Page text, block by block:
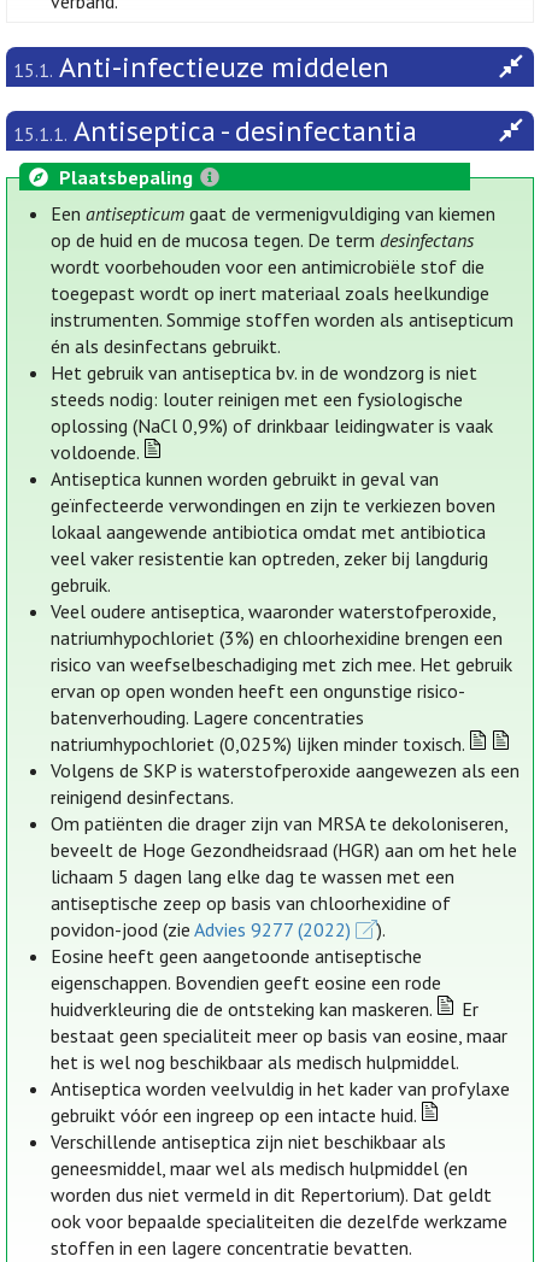
15.1. Anti-infectieuze middelen
15.1.1. Antiseptica - desinfectantia
Plaatsbepaling
Eenantisepticum gaat de vermenigvuldiging van kiemen
op de huid en de mucosa tegen. De termdesinfectans
wordt voorbehouden voor een antimicrobiële stof die
toegepast wordt op inert materiaal zoals heelkundige
instrumenten. Sommige stoffen worden als antisepticum
én als desinfectans gebruikt.
Het gebruik van antiseptica bv. in de wondzorg is niet
steeds nodig: louter reinigen met een fysiologische
oplossing (NaCl 0,9%) of drinkbaar leidingwater is vaak
voldoende.
Antiseptica kunnen worden gebruikt in geval van
geïnfecteerde verwondingen en zijn te verkiezen boven
lokaal aangewende antibiotica omdat met antibiotica
veel vaker resistentie kan optreden, zeker bij langdurig
gebruik.
Veel oudere antiseptica, waaronder waterstofperoxide,
natriumhypochloriet (3%) en chloorhexidine brengen een
risico van weefselbeschadiging met zich mee. Het gebruik
ervan op open wonden heeft een ongunstige risico-
batenverhouding. Lagere concentraties
natriumhypochloriet (0,025%) lijken minder toxisch.
Volgens de SKP is waterstofperoxide aangewezen als een
reinigend desinfectans.
Om patiënten die drager zijn van MRSA te dekoloniseren,
beveelt de Hoge Gezondheidsraad (HGR) aan om het hele
lichaam 5 dagen lang elke dag te wassen met een
antiseptische zeep op basis van chloorhexidine of
povidon-jood (zieAdvies 9277 (2022)
).
Eosine heeft geen aangetoonde antiseptische
eigenschappen. Bovendien geeft eosine een rode
huidverkleuring die de ontsteking kan maskeren.
Er
bestaat geen specialiteit meer op basis van eosine, maar
het is wel nog beschikbaar als medisch hulpmiddel.
Antiseptica worden veelvuldig in het kader van profylaxe
gebruikt vóór een ingreep op een intacte huid.
Verschillende antiseptica zijn niet beschikbaar als
geneesmiddel, maar wel als medisch hulpmiddel (en
worden dus niet vermeld in dit Repertorium). Dat geldt
ook voor bepaalde specialiteiten die dezelfde werkzame
stoffen in een lagere concentratie bevatten.